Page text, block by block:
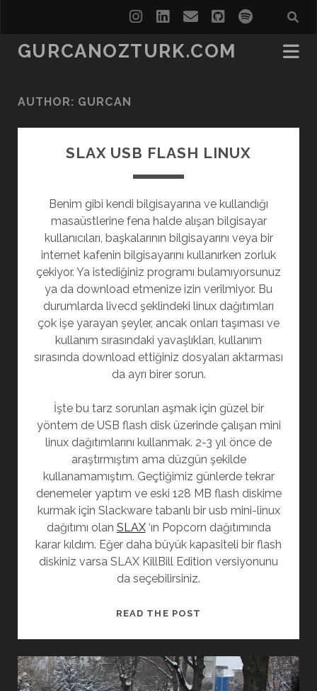
instagram
linkedin
emailgithubspotify
GURCANOZTURK.COM
AUTHOR: GURCAN
SLAX USB FLASH LINUX
Benim gibi kendi bilgisayarına ve kullandığı
masaüstlerine fena halde alışan bilgisayar
kullanıcıları, başkalarının bilgisayarını veya bir
internet kafenin bilgisayarını kullanırken zorluk
çekiyor. Ya istediğiniz programı bulamıyorsunuz
ya da download etmenize izin verilmiyor. Bu
durumlarda livecd şeklindeki linux dağıtımları
çok işe yarayan şeyler, ancak onları taşıması ve
kullanım sırasındaki yavaşlıkları, kullanım
sırasında download ettiğiniz dosyaları aktarması
da ayrı birer sorun.
İşte bu tarz sorunları aşmak için güzel bir
yöntem de USB flash disk üzerinde çalışan mini
linux dağıtımlarını kullanmak. 2-3 yıl önce de
araştırmıştım ama düzgün şekilde
kullanamamıştım. Geçtiğimiz günlerde tekrar
denemeler yaptım ve eski 128 MB flash diskime
kurmak için Slackware tabanlı bir usb mini-linux
dağıtımı olan SLAX‘ın Popcorn dağıtımında
karar kıldım. Eğer daha büyük kapasiteli bir flash
diskiniz varsa SLAX KillBill Edition versiyonunu
da seçebilirsiniz.
READ THE POST
LINUX